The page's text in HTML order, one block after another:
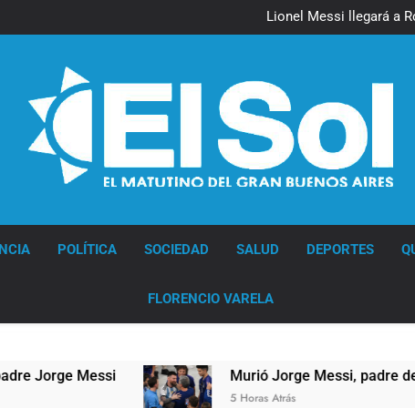
Lionel Messi llegará a
Murió
Lionel Messi llegará a
Murió Jorge
Thiago
POLÍTICA SOCIEDAD SALUD DEPORTES
FLORENCIO VARELA
Messi Murió Jorge Messi, padre de Lionel
5 Horas Atrás